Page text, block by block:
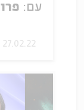
עם:
27.02.22